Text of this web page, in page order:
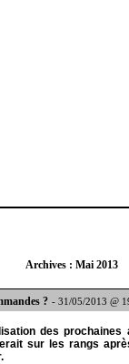
Archives : Mai 2013
? - 31/05/2013 @
des prochaines
sur les rangs